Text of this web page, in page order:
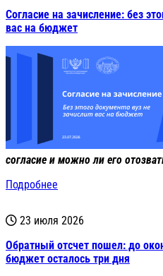
Согласие на зачисление: без
вас на бюджет
согласие и можно ли его
Подробнее
23 июля 2026
Обратный отсчет пошел: до
бюджет осталось три дня